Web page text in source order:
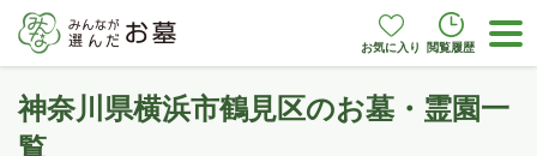
お気に入り 閲覧履歴
神奈川県横浜市鶴見区のお墓・霊園一
覧